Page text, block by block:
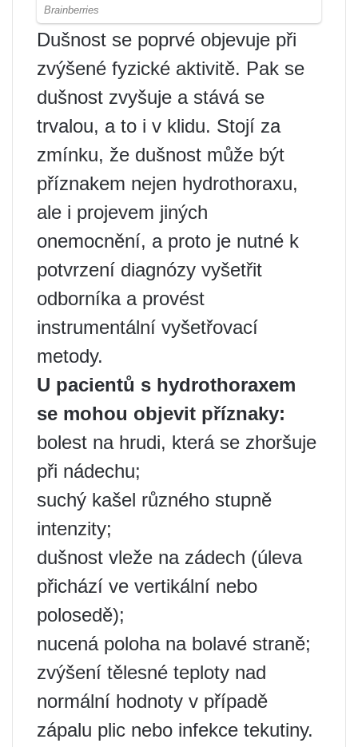
Dušnost se poprvé objevuje při
zvýšené fyzické aktivitě. Pak se
dušnost zvyšuje a stává se
trvalou, a to i v klidu. Stojí za
zmínku, že dušnost může být
příznakem nejen hydrothoraxu,
ale i projevem jiných
onemocnění, a proto je nutné k
potvrzení diagnózy vyšetřit
odborníka a provést
instrumentální vyšetřovací
metody.
U pacientů s hydrothoraxem
se mohou objevit příznaky:
bolest na hrudi, která se zhoršuje
při nádechu;
suchý kašel různého stupně
intenzity;
dušnost vleže na zádech (úleva
přichází ve vertikální nebo
polosedě);
nucená poloha na bolavé straně;
zvýšení tělesné teploty nad
normální hodnoty v případě
zápalu plic nebo infekce tekutiny.